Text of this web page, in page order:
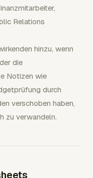
Relations
hinzu, wenn
die
Notizen wie
durch
verschoben haben,
zu verwandeln.